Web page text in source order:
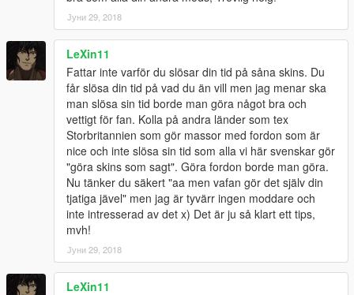
Јуни 29, 2018
LeXin11
Fattar inte varför du slösar din tid på såna skins. Du
får slösa din tid på vad du än vill men jag menar ska
man slösa sin tid borde man göra något bra och
vettigt för fan. Kolla på andra länder som tex
Storbritannien som gör massor med fordon som är
nice och inte slösa sin tid som alla vi här svenskar gör
"göra skins som sagt". Göra fordon borde man göra.
Nu tänker du säkert "aa men vafan gör det själv din
tjatiga jävel" men jag är tyvärr ingen moddare och
inte intresserad av det x) Det är ju så klart ett tips,
mvh!
Јуни 29, 2018
LeXin11